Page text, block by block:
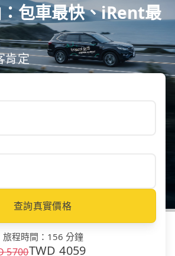
包車最快、iRent最
肯定
查詢真實價格
旅程時間 ： 156 分鐘
5700TWD4059